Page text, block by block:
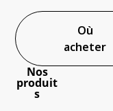
Où
acheter
Nos
produit
s